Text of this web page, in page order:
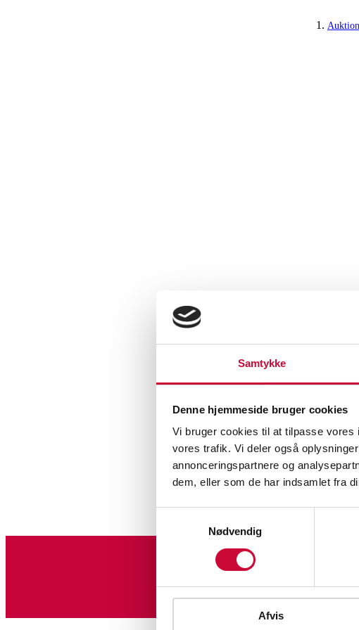
Samtykke
Denne hjemmeside bruger cookies
Vi bruger cookies til at tilpasse vores
vores trafik. Vi deler også
annonceringspartnere og
dem, eller som de har indsamlet fra
Nødvendig
Afvis